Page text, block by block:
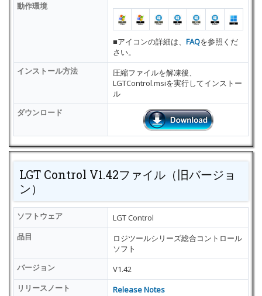
動作環境
■アイコンの詳細は、 FAQを参照くだ
さい。
インストール方法
圧縮ファイルを解凍後、
LGTControl.msiを実行してインストー
ル
ダウンロード
LGT Control V1.42ファイル（旧バージョ
ン）
ソフトウェア
LGT Control
品目
ロジツールシリーズ総合コントロール
ソフト
バージョン
V1.42
リリースノート
Release Notes